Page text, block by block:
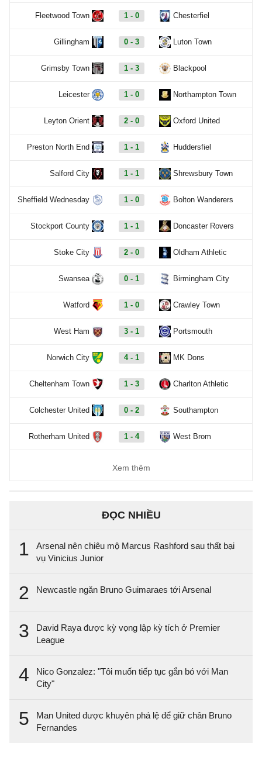
Fleetwood Town 1 - 0 Chesterfiel
Gillingham 0 - 3 Luton Town
Grimsby Town 1 - 3 Blackpool
Leicester 1 - 0 Northampton Town
Leyton Orient 2 - 0 Oxford United
Preston North End 1 - 1 Huddersfiel
Salford City 1 - 1 Shrewsbury Town
Sheffield Wednesday 1 - 0 Bolton Wanderers
Stockport County 1 - 1 Doncaster Rovers
Stoke City 2 - 0 Oldham Athletic
Swansea 0 - 1 Birmingham City
Watford 1 - 0 Crawley Town
West Ham 3 - 1 Portsmouth
Norwich City 4 - 1 MK Dons
Cheltenham Town 1 - 3 Charlton Athletic
Colchester United 0 - 2 Southampton
Rotherham United 1 - 4 West Brom
Xem thêm
ĐỌC NHIỀU
1
Arsenal nên chiêu mộ Marcus Rashford sau thất bại
vụ Vinicius Junior
2 Newcastle ngăn Bruno Guimaraes tới Arsenal
3
David Raya được kỳ vọng lập kỳ tích ở Premier
League
4
Nico Gonzalez: "Tôi muốn tiếp tục gắn bó với Man
City"
5
Man United được khuyên phá lệ để giữ chân Bruno
Fernandes